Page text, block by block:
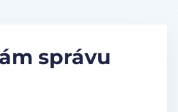
správu